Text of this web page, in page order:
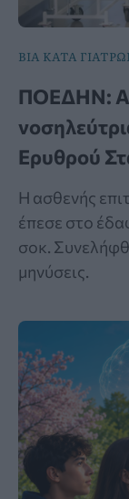
ΒΙΑ ΚΑΤΑ
ΠΟΕΔΗΝ:
Ερυθρού
Η ασθενής
έπεσε στο
σοκ.
μηνύσεις.